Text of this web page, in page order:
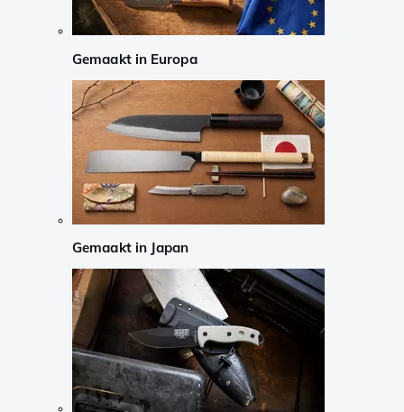
Gemaakt in Europa
Gemaakt in Japan